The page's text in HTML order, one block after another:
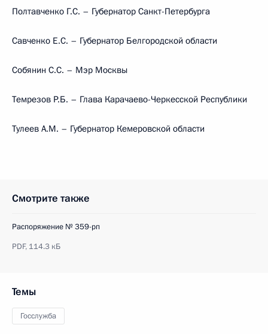
Полтавченко Г.С. – Губернатор Санкт-Петербурга
Савченко Е.С. – Губернатор Белгородской области
Собянин С.С. – Мэр Москвы
Темрезов Р.Б. – Глава Карачаево-Черкесской Республики
Тулеев А.М. – Губернатор Кемеровской области
Смотрите также
Распоряжение № 359-рп
PDF, 114.3 кБ
Темы
Госслужба